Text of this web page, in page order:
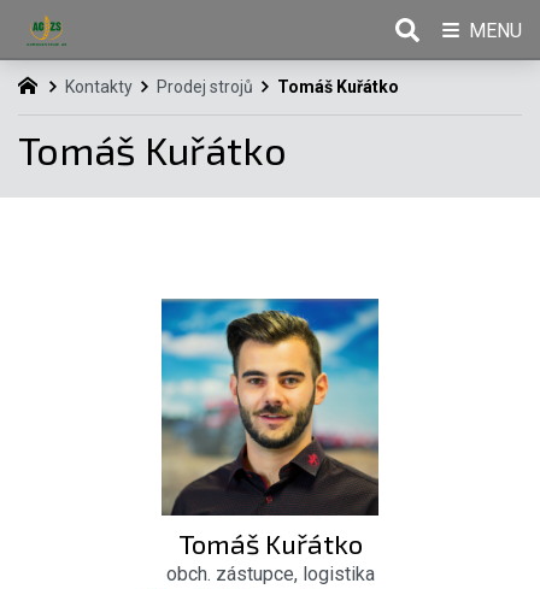
Kontakty Prodej strojů Tomáš Kuřátko
Tomáš Kuřátko
Tomáš Kuřátko
obch. zástupce, logistika
MENU